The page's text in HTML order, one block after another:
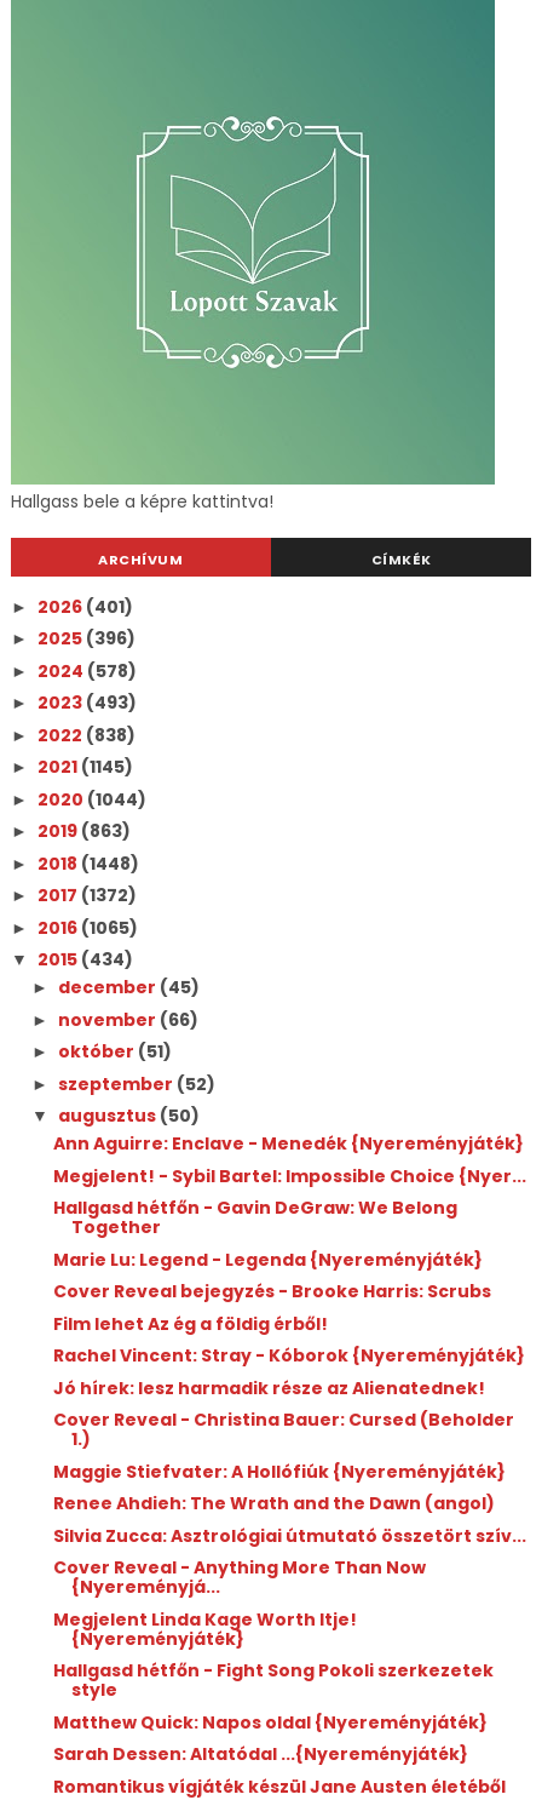
Hallgass bele a képre kattintva!
ARCHÍVUM CÍMKÉK
► 2026 (401)
► 2025 (396)
► 2024 (578)
► 2023 (493)
► 2022 (838)
► 2021 (1145)
► 2020 (1044)
► 2019 (863)
► 2018 (1448)
► 2017 (1372)
► 2016 (1065)
▼ 2015 (434)
► december (45)
► november (66)
► október (51)
► szeptember (52)
▼ augusztus (50)
Ann Aguirre: Enclave - Menedék {Nyereményjáték}
Megjelent! - Sybil Bartel: Impossible Choice {Nyer...
Hallgasd hétfőn - Gavin DeGraw: We Belong
Together
Marie Lu: Legend - Legenda {Nyereményjáték}
Cover Reveal bejegyzés - Brooke Harris: Scrubs
Film lehet Az ég a földig érből!
Rachel Vincent: Stray - Kóborok {Nyereményjáték}
Jó hírek: lesz harmadik része az Alienatednek!
Cover Reveal - Christina Bauer: Cursed (Beholder
1.)
Maggie Stiefvater: A Hollófiúk {Nyereményjáték}
Renee Ahdieh: The Wrath and the Dawn (angol)
Silvia Zucca: Asztrológiai útmutató összetört szív...
Cover Reveal - Anything More Than Now
{Nyereményjá...
Megjelent Linda Kage Worth Itje!
{Nyereményjáték}
Hallgasd hétfőn - Fight Song Pokoli szerkezetek
style
Matthew Quick: Napos oldal {Nyereményjáték}
Sarah Dessen: Altatódal ...{Nyereményjáték}
Romantikus vígjáték készül Jane Austen életéből